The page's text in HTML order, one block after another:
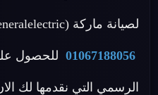
لصيانة ماركة (generalelectric) الموحد بمصر
01067188056 للحصول
الرسمي التي نقدمها لك